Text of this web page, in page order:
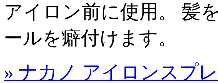
アイロン前に使用。 髪
ールを癖付けます。
» ナカノ アイロンスプ